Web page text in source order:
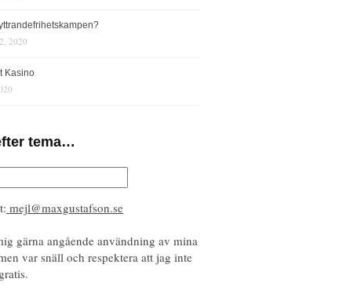
2020
Kasino
tema…
mejl@maxgustafson.se
gärna angående användning av mina
var snäll och respektera att jag inte